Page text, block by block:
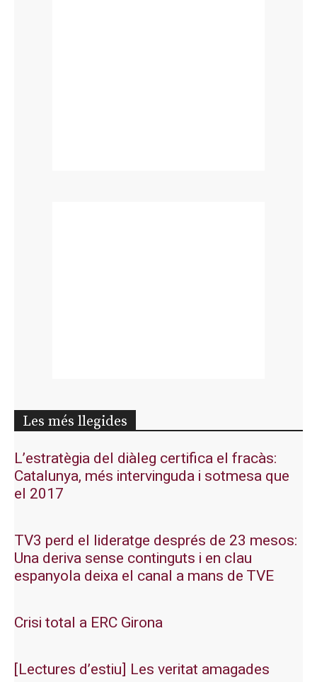
Les més llegides
L’estratègia del diàleg certifica el fracàs:
Catalunya, més intervinguda i sotmesa que
el 2017
TV3 perd el lideratge després de 23 mesos:
Una deriva sense continguts i en clau
espanyola deixa el canal a mans de TVE
Crisi total a ERC Girona
[Lectures d’estiu] Les veritat amagades